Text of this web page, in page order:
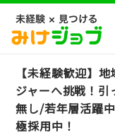
【未経験歓迎】
ジャーへ挑戦！
無し/若年層活躍
極採用中！